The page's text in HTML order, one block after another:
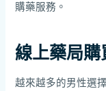
購藥服務。
線上藥局購
越來越多的男性選